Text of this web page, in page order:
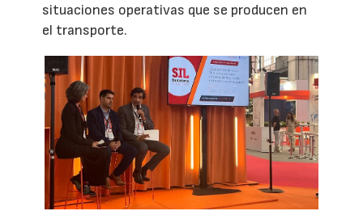
situaciones operativas que se producen en
el transporte.